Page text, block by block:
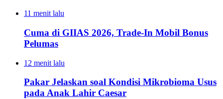
11 menit lalu
Cuma di GIIAS 2026, Trade-In Mobil Bonus
Pelumas
12 menit lalu
Pakar Jelaskan soal Kondisi Mikrobioma Usus
pada Anak Lahir Caesar